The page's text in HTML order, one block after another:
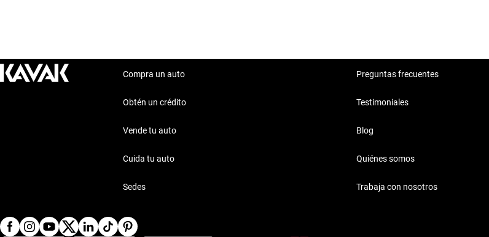
Compra un auto
Obtén un crédito
Vende tu auto
Cuida tu auto
Sedes
Preguntas frecuentes
Testimoniales
Blog
Quiénes somos
Trabaja con nosotros